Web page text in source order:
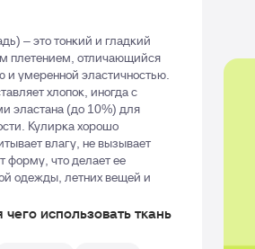
– это тонкий и гладкий
плетением, отличающийся
и умеренной эластичностью.
хлопок, иногда с
эластана (до 10%) для
Кулирка хорошо
влагу, не вызывает
форму, что делает ее
одежды, летних вещей и
использовать ткань